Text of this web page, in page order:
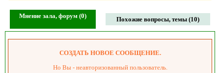
Мнение зала, форум (0) Похожие вопросы, темы (10)
СОЗДАТЬ НОВОЕ СООБЩЕНИЕ.
Но Вы - неавторизованный пользователь.